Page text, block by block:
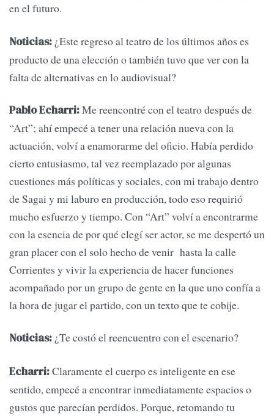
en el futuro.
Noticias: ¿Este regreso al teatro de los últimos años es
producto de una elección o también tuvo que ver con la
falta de alternativas en lo audiovisual?
Pablo Echarri:Me reencontré con el teatro después de
“Art”; ahí empecé a tener una relación nueva con la
actuación, volví a enamorarme del oficio. Había perdido
cierto entusiasmo, tal vez reemplazado por algunas
cuestiones más políticas y sociales, con mi trabajo dentro
de Sagai y mi laburo en producción, todo eso requirió
mucho esfuerzo y tiempo. Con “Art” volví a encontrarme
con la esencia de por qué elegí ser actor, se me despertó un
gran placer con el solo hecho de venir hasta la calle
Corrientes y vivir la experiencia de hacer funciones
acompañado por un grupo de gente en la que uno confía a
la hora de jugar el partido, con un texto que te cobije.
Noticias: ¿Te costó el reencuentro con el escenario?
Echarri:Claramente el cuerpo es inteligente en ese
sentido, empecé a encontrar inmediatamente espacios o
gustos que parecían perdidos. Porque, retomando tu